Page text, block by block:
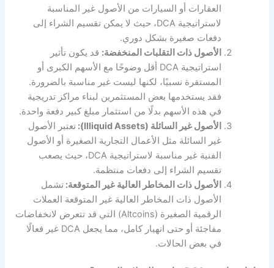
العقارات أو السيارات من الأصول غير المناسبة
لاستراتيجية DCA، حيث لا يمكن تقسيم الشراء إلى
دفعات صغيرة بشكل دوري.
الأصول ذات التقلبات المنخفضة:قد يكون تأثير
استراتيجية DCA أقل وضوحًا مع الأسهم الكبرى أو
المستقرة نسبيًا، لكنها ليست غير مناسبة بالضرورة.
فقد يستخدمها بعض المستثمرين لبناء مراكز تدريجية
في هذه الأسهم بدلًا من استثمار مبلغ كبير دفعة واحدة.
الأصول غير السائلة (Illiquid Assets):
تعتبر الأصول
غير السائلة مثل الأعمال التجارية الصغيرة أو الأصول
الفنية غير مناسبة لاستراتيجية DCA، حيث يصعب
تقسيم الشراء إلى دفعات منتظمة.
الأصول ذات المخاطر العالية غير المتوقعة:تشمل
الأصول ذات المخاطر العالية غير المتوقعة العملات
الرقمية الصغيرة (Altcoins) التي قد تتعرض لانخفاضات
مفاجئة أو حتى انهيار كامل، مما يجعل DCA غير فعالًا
في بعض الحالات.